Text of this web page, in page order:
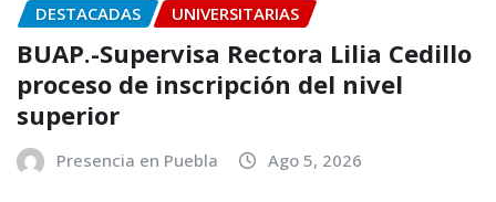
DESTACADAS UNIVERSITARIAS
BUAP.-Supervisa Rectora Lilia Cedillo
proceso de inscripción del nivel
superior
Presencia en Puebla Ago 5, 2026